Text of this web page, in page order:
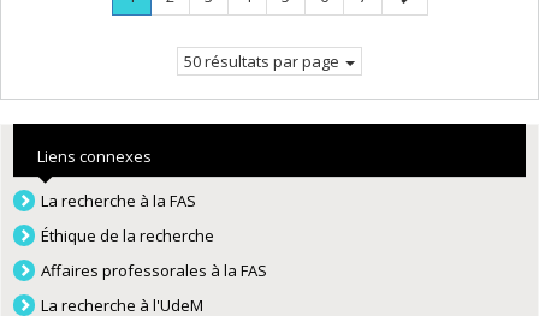
Page
suivante
50 résultats par page
Liens connexes
La recherche à la FAS
Éthique de la recherche
Affaires professorales à la FAS
La recherche à l'UdeM